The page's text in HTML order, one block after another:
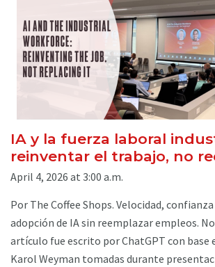
IA y la fuerza laboral
reinventar el trabajo, no
April 4, 2026 at 3:00 a.m.
Por The Coffee Shops. Velocidad,
adopción de IA sin reemplazar empleos.
artículo fue escrito por ChatGPT con base
Karol Weyman tomadas durante